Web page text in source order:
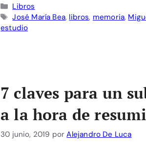
Categorías
Libros
Etiquetas
José María Bea, libros, memoria,
estudio
7 claves para un
a la hora de
30 junio, 2019 porAlejandro De Luca